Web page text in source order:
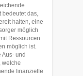
bedeutet das,
halten, eine
möglich
Ressourcen
möglich ist.
Aus- und
welche
finan­zielle